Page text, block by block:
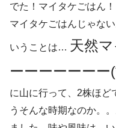
でた！マイタケごはん
マイタケごはんじゃな
いうことは… 天然
ーーーーーーー
に山に行って、2株ほど
うそんな時期なのか。